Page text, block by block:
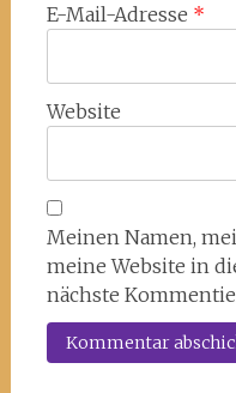
E-Mail-Adresse *
Website
Meinen Namen,
meine Website in
nächste